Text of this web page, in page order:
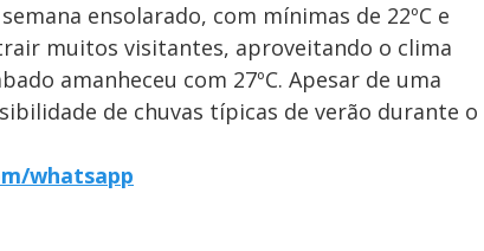
ensolarado, com mínimas de 22ºC e
muitos visitantes, aproveitando o clima
amanheceu com 27ºC. Apesar de uma
de chuvas típicas de verão durante o
whatsapp